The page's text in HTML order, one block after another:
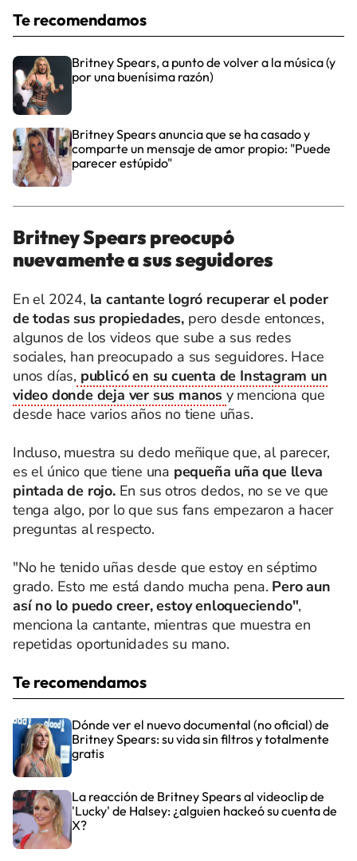
Te recomendamos
Britney Spears, a punto de volver a la música (y
por una buenísima razón)
Britney Spears anuncia que se ha casado y
comparte un mensaje de amor propio: "Puede
parecer estúpido"
Britney Spears preocupó
nuevamente a sus seguidores
En el 2024, la cantante logró recuperar el poder
de todas sus propiedades, pero desde entonces,
algunos de los videos que sube a sus redes
sociales, han preocupado a sus seguidores. Hace
unos días, publicó en su cuenta de Instagram un
video donde deja ver sus manos y menciona que
desde hace varios años no tiene uñas.
Incluso, muestra su dedo meñique que, al parecer,
es el único que tiene una pequeña uña que lleva
pintada de rojo.En sus otros dedos, no se ve que
tenga algo, por lo que sus fans empezaron a hacer
preguntas al respecto.
"No he tenido uñas desde que estoy en séptimo
grado. Esto me está dando mucha pena. Pero aun
así no lo puedo creer, estoy enloqueciendo",
menciona la cantante, mientras que muestra en
repetidas oportunidades su mano.
Te recomendamos
Dónde ver el nuevo documental (no oficial) de
Britney Spears: su vida sin filtros y totalmente
gratis
La reacción de Britney Spears al videoclip de
'Lucky' de Halsey: ¿alguien hackeó su cuenta de
X?